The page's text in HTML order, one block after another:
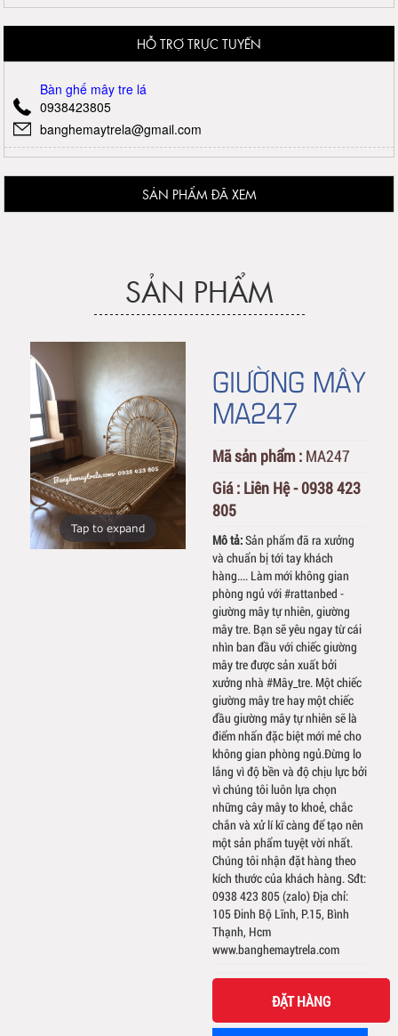
HỖ TRỢ TRỰC TUYẾN
Bàn ghế mây tre lá
0938423805
banghemaytrela@gmail.com
SẢN PHẨM ĐÃ XEM
SẢN PHẨM
Tap to expand
GIƯỜNG MÂY
MA247
Mã sản phẩm : MA247
Giá : Liên Hệ - 0938 423
805
Mô tả:Sản phẩm đã ra xưởng
và chuẩn bị tới tay khách
hàng.... Làm mới không gian
phòng ngủ với #rattanbed -
giường mây tự nhiên, giường
mây tre. Bạn sẽ yêu ngay từ cái
nhìn ban đầu với chiếc giường
mây tre được sản xuất bởi
xưởng nhà #Mây_tre. Một chiếc
giường mây tre hay một chiếc
đầu giường mây tự nhiên sẽ là
điểm nhấn đặc biệt mới mẻ cho
không gian phòng ngủ.Đừng lo
lắng vì độ bền và độ chịu lực bởi
vì chúng tôi luôn lựa chọn
những cây mây to khoẻ, chắc
chắn và xử lí kĩ càng để tạo nên
một sản phẩm tuyệt vời nhất.
Chúng tôi nhận đặt hàng theo
kích thước của khách hàng. Sđt:
0938 423 805 (zalo) Địa chỉ:
105 Đinh Bộ Lĩnh, P.15, Bình
Thạnh, Hcm
www.banghemaytrela.com
ĐẶT HÀNG